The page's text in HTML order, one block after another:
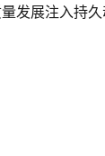
发展注入持